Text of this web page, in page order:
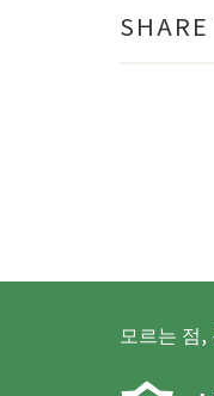
모르는 점,